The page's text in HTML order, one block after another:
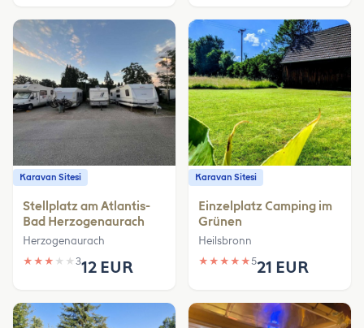
Karavan Sitesi
Stellplatz am Atlantis-
Bad Herzogenaurach
Herzogenaurach
★ ★ ★ ★ ★ 312 EUR
Karavan Sitesi
Einzelplatz Camping im
Grünen
Heilsbronn
★ ★ ★ ★ ★521 EUR